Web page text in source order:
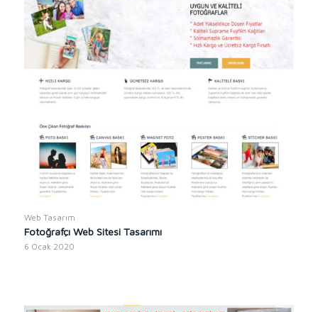
Web Tasarım
Fotoğrafçı Web Sitesi Tasarımı
6 Ocak 2020